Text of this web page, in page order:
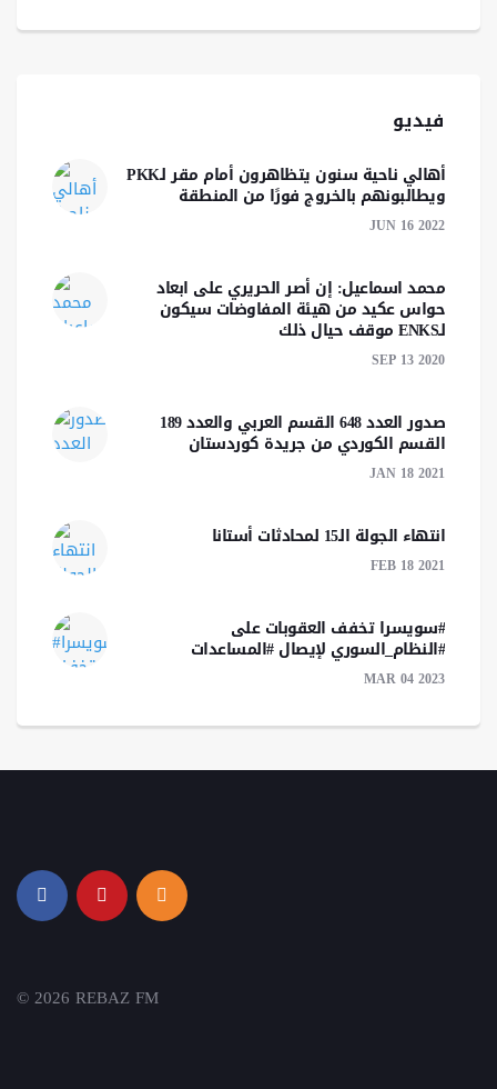
فيديو
أهالي ناحية سنون يتظاهرون أمام مقر لـPKK
ويطالبونهم بالخروج فورًا من المنطقة
JUN 16 2022
محمد اسماعيل: إن أصر الحريري على ابعاد
حواس عكيد من هيئة المفاوضات سيكون
لـENKS موقف حيال ذلك
SEP 13 2020
صدور العدد 648 القسم العربي والعدد 189
القسم الكوردي من جريدة كوردستان
JAN 18 2021
انتهاء الجولة الـ15 لمحادثات أستانا
FEB 18 2021
#سويسرا تخفف العقوبات على
#النظام_السوري لإيصال #المساعدات
MAR 04 2023
© 2026 REBAZ FM